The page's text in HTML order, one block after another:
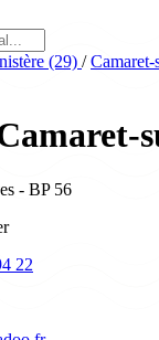
(29) /
- BP 56
22